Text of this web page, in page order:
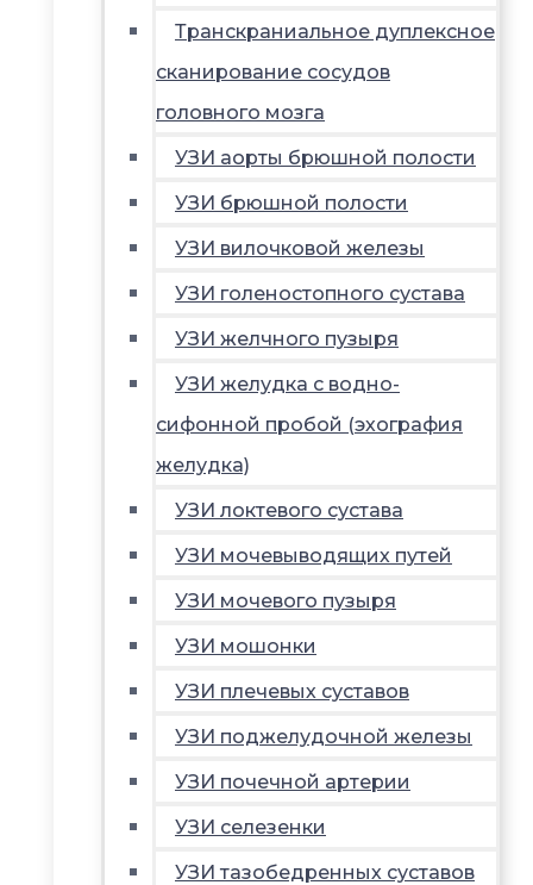
Транскраниальное дуплексное
сканирование сосудов
головного мозга
УЗИ аорты брюшной полости
УЗИ брюшной полости
УЗИ вилочковой железы
УЗИ голеностопного сустава
УЗИ желчного пузыря
УЗИ желудка с водно-
сифонной пробой (эхография
желудка)
УЗИ локтевого сустава
УЗИ мочевыводящих путей
УЗИ мочевого пузыря
УЗИ мошонки
УЗИ плечевых суставов
УЗИ поджелудочной железы
УЗИ почечной артерии
УЗИ селезенки
УЗИ тазобедренных суставов